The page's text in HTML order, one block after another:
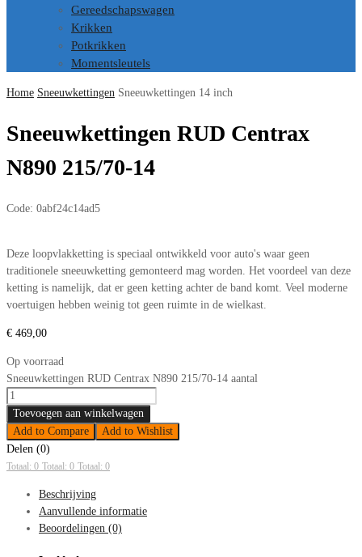
Gereedschapswagen
Krikken
Potkrikken
Momentsleutels
Home Sneeuwkettingen Sneeuwkettingen 14 inch
Sneeuwkettingen RUD Centrax
N890 215/70-14
Code: 0abf24c14ad5
Deze loopvlakketting is speciaal ontwikkeld voor auto's waar geen
traditionele sneeuwketting gemonteerd mag worden. Het voordeel van deze
ketting is namelijk, dat er geen ketting achter de band komt. Veel moderne
voertuigen hebben weinig tot geen ruimte in de wielkast.
€ 469,00
Op voorraad
Sneeuwkettingen RUD Centrax N890 215/70-14 aantal
Toevoegen aan winkelwagen
Add to Compare
Add to Wishlist
Delen (0)
Totaal: 0 Totaal: 0 Totaal: 0
Beschrijving
Aanvullende informatie
Beoordelingen (0)